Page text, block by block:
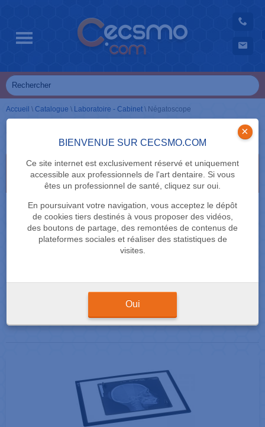
BIENVENUE SUR CECSMO.COM
Ce site internet est exclusivement réservé et uniquement
accessible aux professionnels de l'art dentaire. Si vous
êtes un professionnel de santé, cliquez sur oui.
En poursuivant votre navigation, vous acceptez le dépôt
de cookies tiers destinés à vous proposer des vidéos,
des boutons de partage, des remontées de contenus de
plateformes sociales et réaliser des statistiques de
visites.
×
Oui
Accueil \ Catalogue \ Laboratoire - Cabinet \ Négatoscope
Sélectionnez vos critères de recherche en cliquant
dessus
MARQUE